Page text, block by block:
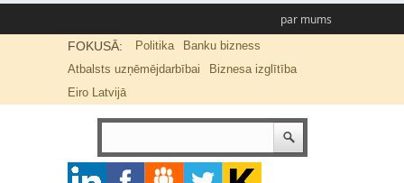
par mums
FOKUSĀ: Politika
Banku bizness
Atbalsts uzņēmējdarbībai
Biznesa izglītība
Eiro Latvijā